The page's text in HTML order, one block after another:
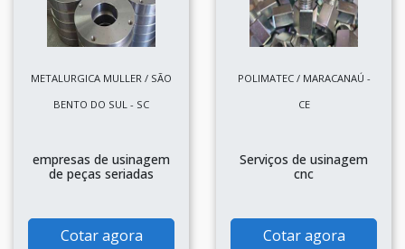
METALURGICA MULLER / SÃO
BENTO DO SUL - SC
empresas de usinagem
de peças seriadas
Cotar agora
POLIMATEC / MARACANAÚ -
CE
Serviços de usinagem
cnc
Cotar agora